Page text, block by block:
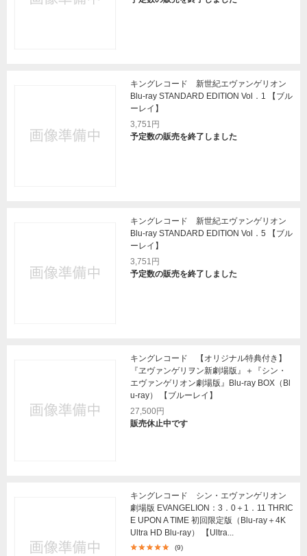
キングレコード 新世紀エヴァンゲリオン
Blu-ray STANDARD EDITION Vol．1 【ブル
ーレイ】
3,751円
予定数の販売を終了しました
キングレコード 新世紀エヴァンゲリオン
Blu-ray STANDARD EDITION Vol．5 【ブル
ーレイ】
3,751円
予定数の販売を終了しました
キングレコード 【オリジナル特典付き】
『ヱヴァンゲリヲン新劇場版』＋『シン・
エヴァンゲリオン劇場版』Blu-ray BOX（Bl
u-ray） 【ブルーレイ】
27,500円
販売休止中です
キングレコード シン・エヴァンゲリオン
劇場版 EVANGELION：3．0＋1．11 THRIC
E UPON A TIME 初回限定版（Blu-ray＋4K
Ultra HD Blu-ray） 【Ultra...
(9)